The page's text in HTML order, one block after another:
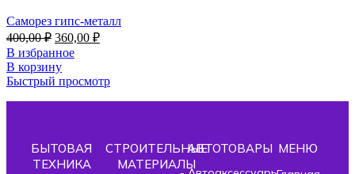
Саморез гипс-металл
400,00₽ 360,00 ₽
В избранное
В корзину
Быстрый просмотр
БЫТОВАЯ
ТЕХНИКА
СТРОИТЕЛЬНЫЕ
МАТЕРИАЛЫ
АВТОТОВАРЫ МЕНЮ